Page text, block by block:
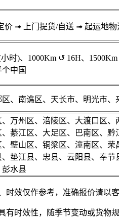
价 ➟ 上门提货/自送 ➟ 起运地
时)、1000Km ↺ 16H、1500Km
中国
、南谯区、天长市、明光市
、万州区、涪陵区、大渡口区
、綦江区、大足区、巴南区、
、璧山区、铜梁区、潼南区、
、垫江县、忠县、云阳县、奉
彭水县
时效仅作参考，准确报价请以
有时效性，随季节变动或货物